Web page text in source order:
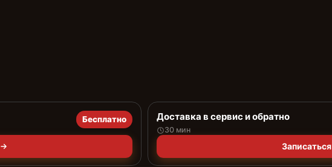
Бесплатно Доставка в сервис и обратно
30 мин
Записаться